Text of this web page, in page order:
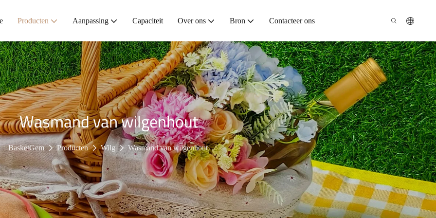
Producten Aanpassing Capaciteit Over ons Bron Contacteer ons
Wasmand van wilgenhout
BasketGem Producten Wilg Wasmand van wilgenhout